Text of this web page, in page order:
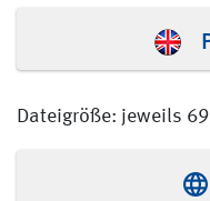
Dateigröße: jeweils